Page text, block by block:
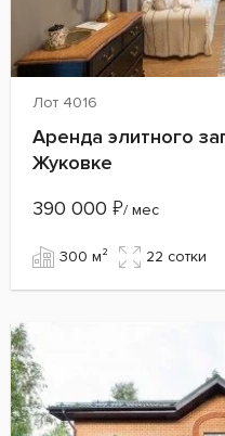
Лот 4016
Аренда элитного
Жуковке
390 000 ₽/ мес
300 м² 22 сотки